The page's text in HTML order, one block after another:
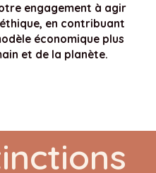
engagement à agir
en contribuant
économique plus
et de la planète.